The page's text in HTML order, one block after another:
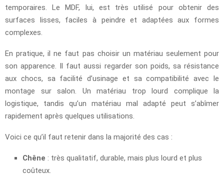
temporaires. Le MDF, lui, est très utilisé pour obtenir des
surfaces lisses, faciles à peindre et adaptées aux formes
complexes.
En pratique, il ne faut pas choisir un matériau seulement pour
son apparence. Il faut aussi regarder son poids, sa résistance
aux chocs, sa facilité d’usinage et sa compatibilité avec le
montage sur salon. Un matériau trop lourd complique la
logistique, tandis qu’un matériau mal adapté peut s’abîmer
rapidement après quelques utilisations.
Voici ce qu’il faut retenir dans la majorité des cas :
Chêne : très qualitatif, durable, mais plus lourd et plus
coûteux.